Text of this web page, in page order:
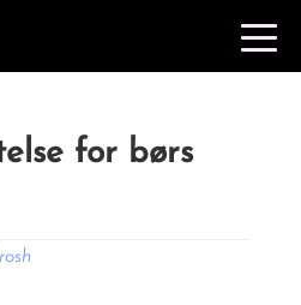
for børs